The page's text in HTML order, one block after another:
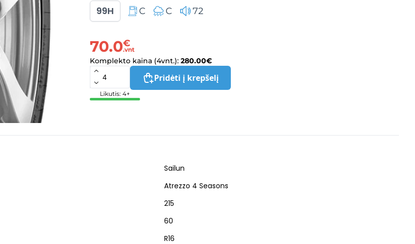
99H C C 72
70.0€
.vnt
Komplekto kaina (4vnt.): 280.00€
Pridėti į krepšelį
Likutis: 4+
Sailun
Atrezzo 4 Seasons
215
60
R16